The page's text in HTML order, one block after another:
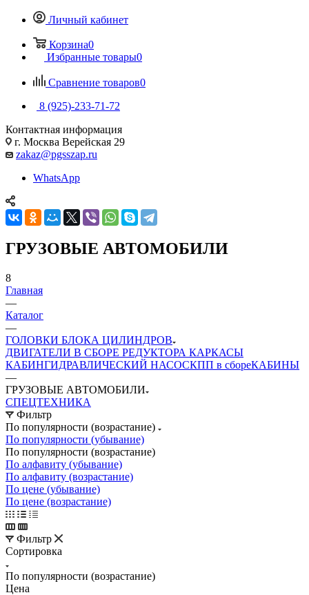
Личный кабинет
Корзина0
Избранные товары0
Сравнение товаров0
8 (925)-233-71-72
Контактная информация
г. Москва Верейская 29
zakaz@pgsszap.ru
WhatsApp
ГРУЗОВЫЕ АВТОМОБИЛИ
8
Главная
—
Каталог
—
ГОЛОВКИ БЛОКА ЦИЛИНДРОВ
ДВИГАТЕЛИ В СБОРЕ РЕДУКТОРА КАРКАСЫ
КАБИНГИДРАВЛИЧЕСКИЙ НАСОСКПП в сбореКАБИНЫ
—
ГРУЗОВЫЕ АВТОМОБИЛИ
СПЕЦТЕХНИКА
Фильтр
По популярности (возрастание)
По популярности (убывание)
По популярности (возрастание)
По алфавиту (убывание)
По алфавиту (возрастание)
По цене (убывание)
По цене (возрастание)
Фильтр
Сортировка
По популярности (возрастание)
Цена